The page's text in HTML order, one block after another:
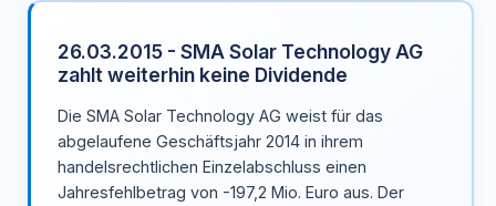
26.03.2015 - SMA Solar Technology AG
zahlt weiterhin keine Dividende
Die SMA Solar Technology AG weist für das
abgelaufene Geschäftsjahr 2014 in ihrem
handelsrechtlichen Einzelabschluss einen
Jahresfehlbetrag von -197,2 Mio. Euro aus. Der